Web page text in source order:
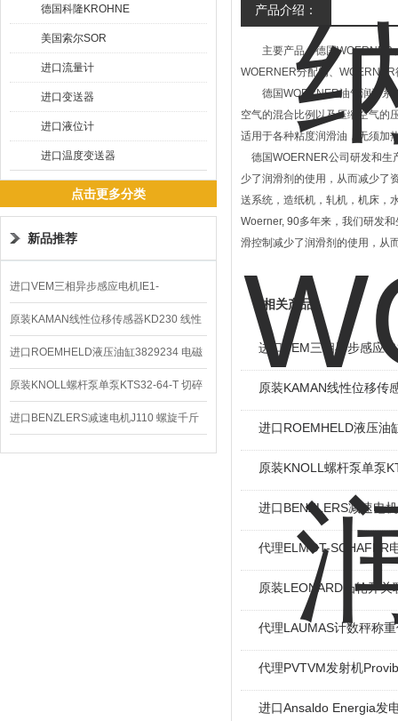
德国科隆KROHNE
美国索尔SOR
进口流量计
进口变送器
进口液位计
进口温度变送器
点击更多分类
新品推荐
进口VEM三相异步感应电机IE1-
K21R80G4马达
原装KAMAN线性位移传感器KD230 线性
编码器
进口ROEMHELD液压油缸3829234 电磁
阀定位器
原装KNOLL螺杆泵单泵KTS32-64-T 切碎
排屑机
进口BENZLERS减速电机J110 螺旋千斤
顶BD-58
产品介绍：
主要产品：德国WOERNER、
WOERNER分配阀、
德国WOERNER油气润滑系统
空气的混合比例以及压缩空气的
适用于各种粘度润滑油，无须加
德国WOERNER公司研发和生
少了润滑剂的使用，从而减少了
送系统，造纸机，轧机，机床，
Woerner, 90多年来，我们研发
滑控制减少了润滑剂的使用，从
相关产品
进口VEM三相异步感应
原装KAMAN线性位移传
进口ROEMHELD液压油
原装KNOLL螺杆泵单泵
进口BENZLERS减速电
代理ELMOT-SCHAFER
原装LEONARD凸轮开关
代理LAUMAS计数秤称
代理PVTVM发射机
进口Ansaldo Energia发